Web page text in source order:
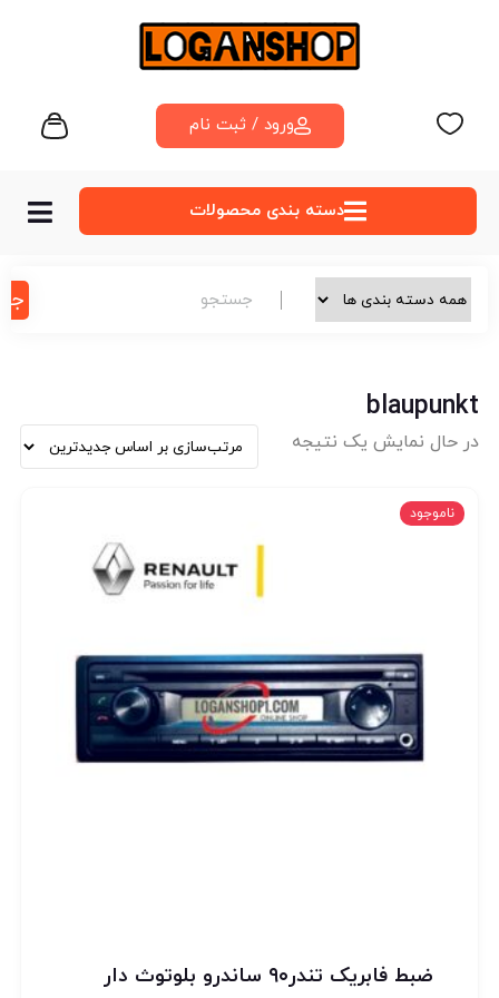
ورود / ثبت نام
دسته‌ بندی محصولات
blaupunkt
در حال نمایش یک نتیجه
ناموجود
ضبط فابریک تندر۹۰ ساندرو بلوتوث دار